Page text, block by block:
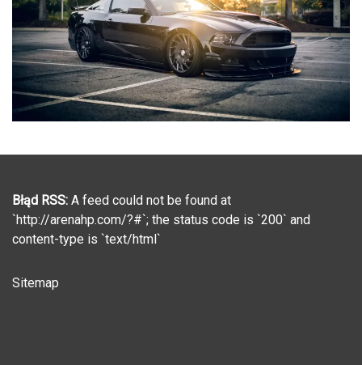
Błąd RSS: A feed could not be found at
`http://arenahp.com/?#`; the status code is `200` and
content-type is `text/html`
Sitemap